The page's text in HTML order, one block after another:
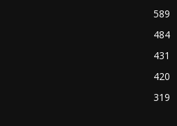
589
484
431
420
319